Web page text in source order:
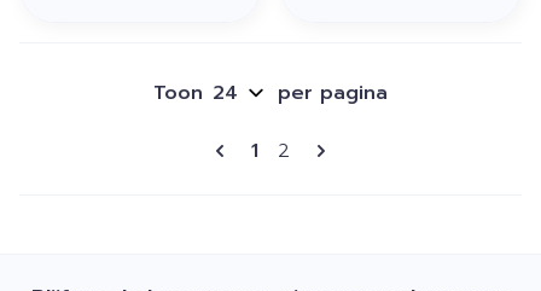
Pagina's
U lees momenteel pagina
1 Pagina
2
Toon per pagina